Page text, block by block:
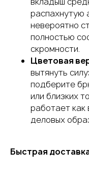
распахнутую
невероятно
полностью
скромности.
Цветовая
вытянуть
подберите
или близких
работает как
деловых
Быстрая